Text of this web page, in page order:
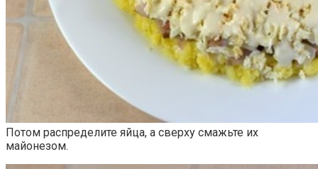
Потом распределите яйца, а сверху смажьте их
майонезом.